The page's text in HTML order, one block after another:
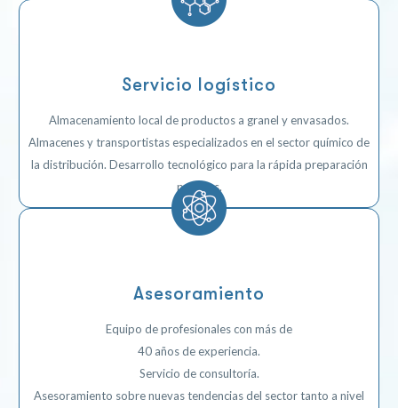
Servicio logístico
Almacenamiento local de productos a granel y envasados.
Almacenes y transportistas especializados en el sector químico de
la distribución. Desarrollo tecnológico para la rápida preparación
pedidos.
Asesoramiento
Equipo de profesionales con más de
40 años de experiencia.
Servicio de consultoría.
Asesoramiento sobre nuevas tendencias del sector tanto a nivel